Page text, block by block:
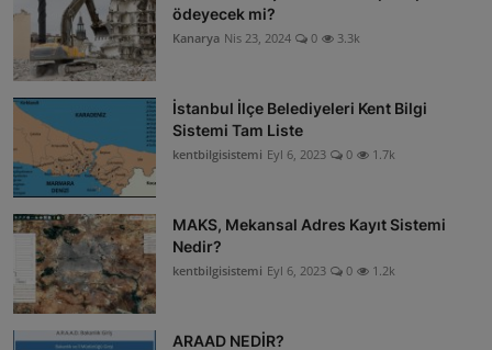
ŞİRKETLER
BELEDİYELER
ödeyecek mi?
Kanarya Nis 23, 2024 0 3.3k
İstanbul İlçe Belediyeleri Kent Bilgi
Sistemi Tam Liste
kentbilgisistemi Eyl 6, 2023 0 1.7k
MAKS, Mekansal Adres Kayıt Sistemi
Nedir?
kentbilgisistemi Eyl 6, 2023 0 1.2k
ARAAD NEDİR?